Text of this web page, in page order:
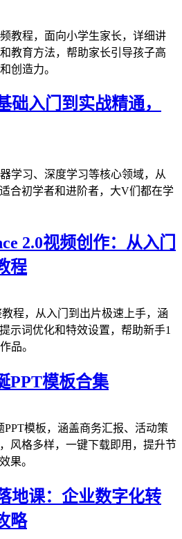
教程，面向小学生家长，详细讲
教育方法，帮助家长引导孩子高
创造力。
础入门到实战精通，
学习、深度学习等核心领域，从
合初学者和进阶者，大V们都在学
2.0视频创作：从入门
程
教程，从入门到出片极速上手，涵
示词优化和特效设置，帮助新手1
品。
PPT模板合集
模板，涵盖商务汇报、活动策
风格多样，一键下载即用，提升节
果。
地课：企业数字化转
略